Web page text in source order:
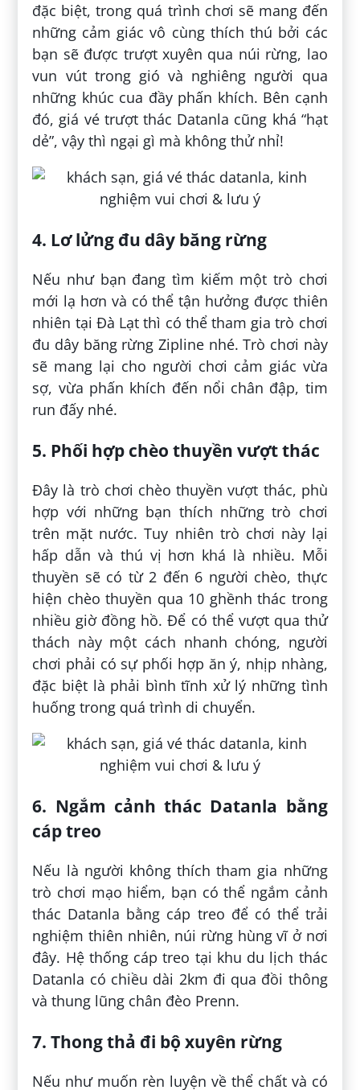
đặc biệt, trong quá trình chơi sẽ mang đến
những cảm giác vô cùng thích thú bởi các
bạn sẽ được trượt xuyên qua núi rừng, lao
vun vút trong gió và nghiêng người qua
những khúc cua đầy phấn khích. Bên cạnh
đó, giá vé trượt thác Datanla cũng khá “hạt
dẻ”, vậy thì ngại gì mà không thử nhỉ!
4. Lơ lửng đu dây băng rừng
Nếu như bạn đang tìm kiếm một trò chơi
mới lạ hơn và có thể tận hưởng được thiên
nhiên tại Đà Lạt thì có thể tham gia trò chơi
đu dây băng rừng Zipline nhé. Trò chơi này
sẽ mang lại cho người chơi cảm giác vừa
sợ, vừa phấn khích đến nổi chân đập, tim
run đấy nhé.
5. Phối hợp chèo thuyền vượt thác
Đây là trò chơi chèo thuyền vượt thác, phù
hợp với những bạn thích những trò chơi
trên mặt nước. Tuy nhiên trò chơi này lại
hấp dẫn và thú vị hơn khá là nhiều. Mỗi
thuyền sẽ có từ 2 đến 6 người chèo, thực
hiện chèo thuyền qua 10 ghềnh thác trong
nhiều giờ đồng hồ. Để có thể vượt qua thử
thách này một cách nhanh chóng, người
chơi phải có sự phối hợp ăn ý, nhịp nhàng,
đặc biệt là phải bình tĩnh xử lý những tình
huống trong quá trình di chuyển.
6. Ngắm cảnh thác Datanla bằng
cáp treo
Nếu là người không thích tham gia những
trò chơi mạo hiểm, bạn có thể ngắm cảnh
thác Datanla bằng cáp treo để có thể trải
nghiệm thiên nhiên, núi rừng hùng vĩ ở nơi
đây. Hệ thống cáp treo tại khu du lịch thác
Datanla có chiều dài 2km đi qua đồi thông
và thung lũng chân đèo Prenn.
7. Thong thả đi bộ xuyên rừng
Nếu như muốn rèn luyện về thể chất và có